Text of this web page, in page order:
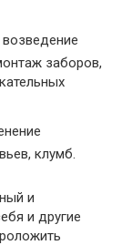
заборов,
клумб.
и
и другие